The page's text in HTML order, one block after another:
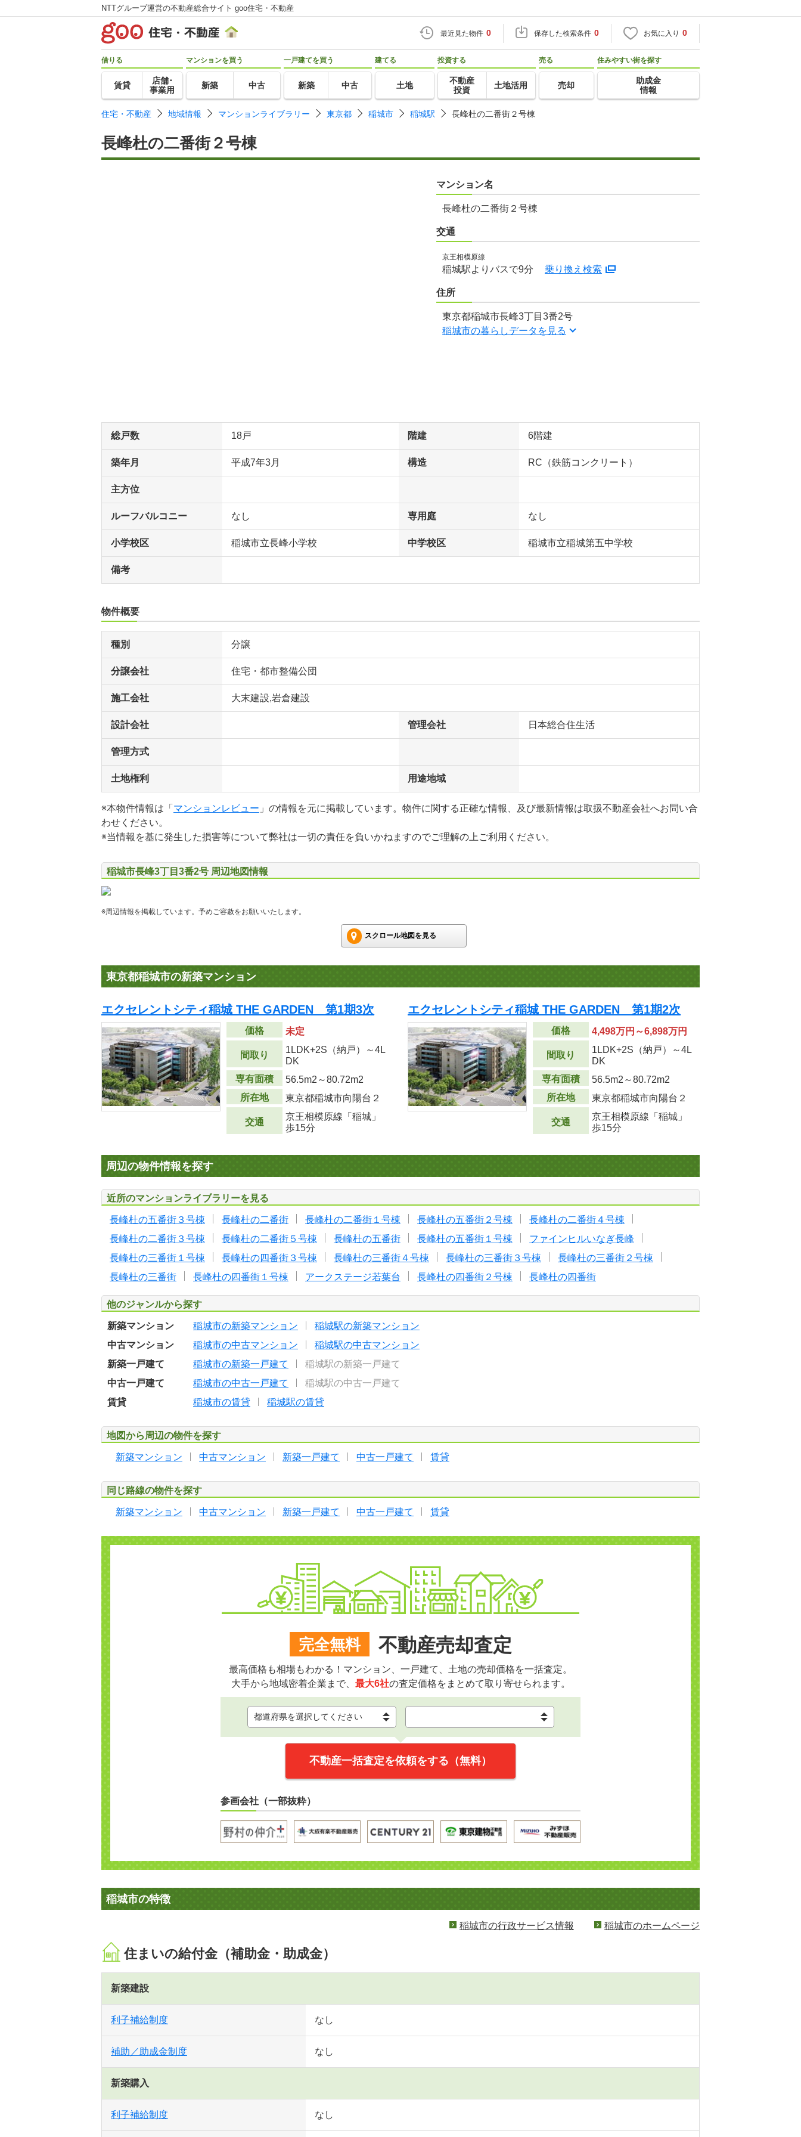
NTTグループ運営の不動産総合サイト goo住宅・不動産
最近見た物件 0 保存した検索条件 0 お気に入り 0
借りる
賃貸
店舗･
事業用
マンションを買う
新築 中古
一戸建てを買う
新築 中古
建てる
土地
投資する
不動産
投資
土地活用
売る
売却
住みやすい街を探す
助成金
情報
住宅・不動産 地域情報 マンションライブラリー 東京都 稲城市 稲城駅 長峰杜の二番街２号棟
長峰杜の二番街２号棟
マンション名
長峰杜の二番街２号棟
交通
京王相模原線
稲城駅よりバスで9分 乗り換え検索
住所
東京都稲城市長峰3丁目3番2号
稲城市の暮らしデータを見る
総戸数 18戸 階建 6階建
築年月 平成7年3月 構造 RC（鉄筋コンクリート）
主方位
ルーフバルコニー なし 専用庭 なし
小学校区 稲城市立長峰小学校 中学校区 稲城市立稲城第五中学校
備考
物件概要
種別 分譲
分譲会社 住宅・都市整備公団
施工会社 大末建設,岩倉建設
設計会社 管理会社 日本総合住生活
管理方式
土地権利 用途地域
※本物件情報は「 マンションレビュー 」の情報を元に掲載しています。物件に関する正確な情報、及び最新情報は取扱不動産会社へお問い合
わせください。
※当情報を基に発生した損害等について弊社は一切の責任を負いかねますのでご理解の上ご利用ください。
稲城市長峰3丁目3番2号 周辺地図情報
※周辺情報を掲載しています。予めご容赦をお願いいたします。
スクロール地図を見る
東京都稲城市の新築マンション
エクセレントシティ稲城 THE GARDEN 第1期3次
価格 未定
間取り
1LDK+2S（納戸）～4L
DK
専有面積
56.5m2 ～80.72m2
所在地
東京都稲城市向陽台２
交通
京王相模原線「稲城」
歩15分
エクセレントシティ稲城 THE GARDEN 第1期2次
価格 4,498万円～6,898万円
間取り
1LDK+2S（納戸）～4L
DK
専有面積
56.5m2 ～80.72m2
所在地
東京都稲城市向陽台２
交通
京王相模原線「稲城」
歩15分
周辺の物件情報を探す
近所のマンションライブラリーを見る
長峰杜の五番街３号棟 長峰杜の二番街 長峰杜の二番街１号棟 長峰杜の五番街２号棟
長峰杜の二番街４号棟
長峰杜の二番街３号棟
長峰杜の二番街５号棟 長峰杜の五番街 長峰杜の五番街１号棟
ファインヒルいなぎ長峰
長峰杜の三番街１号棟
長峰杜の四番街３号棟 長峰杜の三番街４号棟 長峰杜の三番街３号棟
長峰杜の三番街２号棟
長峰杜の三番街
長峰杜の四番街１号棟 アークステージ若葉台 長峰杜の四番街２号棟 長峰杜の四番街
他のジャンルから探す
新築マンション 稲城市の新築マンション
稲城駅の新築マンション
中古マンション
稲城市の中古マンション
稲城駅の中古マンション
新築一戸建て
稲城市の新築一戸建て
稲城駅の新築一戸建て
中古一戸建て
稲城市の中古一戸建て
稲城駅の中古一戸建て
賃貸
稲城市の賃貸 稲城駅の賃貸
地図から周辺の物件を探す
新築マンション 中古マンション 新築一戸建て 中古一戸建て 賃貸
同じ路線の物件を探す
新築マンション 中古マンション 新築一戸建て 中古一戸建て 賃貸
完全無料 不動産売却査定
最高価格も相場もわかる！マンション、一戸建て、土地の売却価格を一括査定。
大手から地域密着企業まで、 最大6社の査定価格をまとめて取り寄せられます。
不動産一括査定を依頼をする（無料）
参画会社（一部抜粋）
稲城市の特徴
稲城市の行政サービス情報 稲城市のホームページ
住まいの給付金（補助金・助成金）
新築建設
利子補給制度 なし
補助／助成金制度 なし
新築購入
利子補給制度 なし